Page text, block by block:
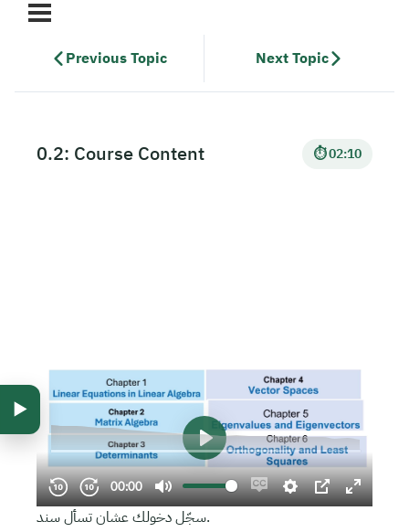
Previous Topic Next Topic
0.2: Course Content ⏱ 02:10
سجّل دخولك عشان تسأل سند.
▶